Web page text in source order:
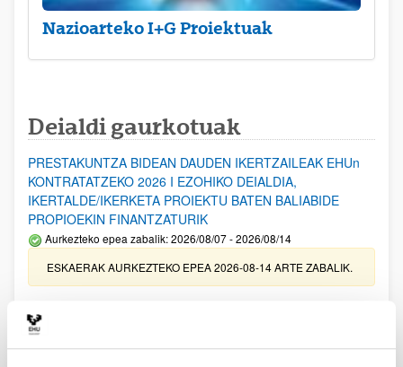
Nazioarteko I+G Proiektuak
Deialdi gaurkotuak
PRESTAKUNTZA BIDEAN DAUDEN IKERTZAILEAK EHUn
KONTRATATZEKO 2026 I EZOHIKO DEIALDIA,
IKERTALDE/IKERKETA PROIEKTU BATEN BALIABIDE
PROPIOEKIN FINANTZATURIK
Aurkezteko epea zabalik: 2026/08/07 - 2026/08/14
ESKAERAK AURKEZTEKO EPEA 2026-08-14 ARTE ZABALIK.
erosi eta berritzeko laguntzak 2026
Izapide irekia